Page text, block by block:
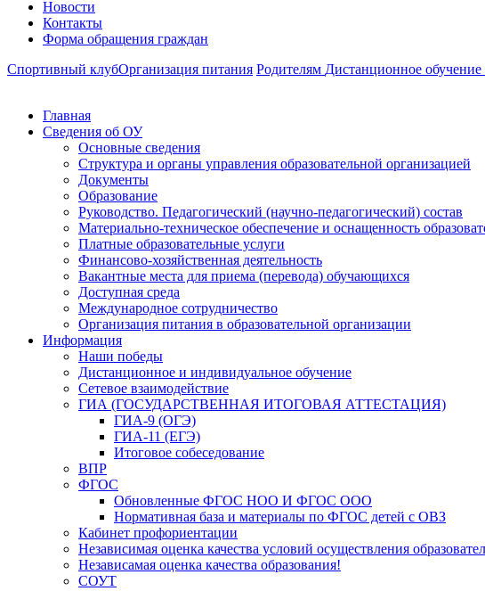
Новости
Контакты
Форма обращения граждан
Спортивный клубОрганизация питания Родителям Дистанционное обучение
Главная
Сведения об ОУ
Основные сведения
Структура и органы управления образовательной организацией
Документы
Образование
Руководство. Педагогический (научно-педагогический) состав
Материально-техническое обеспечение и оснащенность
Платные образовательные услуги
Финансово-хозяйственная деятельность
Вакантные места для приема (перевода) обучающихся
Доступная среда
Международное сотрудничество
Организация питания в образовательной организации
Информация
Наши победы
Дистанционное и индивидуальное обучение
Сетевое взаимодействие
ГИА (ГОСУДАРСТВЕННАЯ ИТОГОВАЯ АТТЕСТАЦИЯ)
ГИА-9 (ОГЭ)
ГИА-11 (ЕГЭ)
Итоговое собеседование
ВПР
ФГОС
Обновленные ФГОС НОО И ФГОС ООО
Нормативная база и материалы по ФГОС детей с ОВЗ
Кабинет профориентации
Независимая оценка качества условий осуществления
Независамая оценка качества образования!
СОУТ